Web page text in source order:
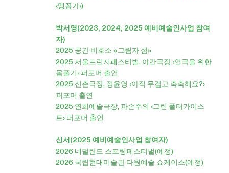
‹맹꽁가›)
박서영(2023, 2024, 2025 예비예술인사업 참여
자)
2025 공간 비호소 «그림자 섬»
2025 서울프린지페스티벌, 야간극장 ‹연극을 위한
몸풀기› 퍼포머 출연
2025 신촌극장, 정윤영 ‹아직 무겁고 축축해요?›
퍼포머 출연
2025 연희예술극장, 파손주의 ‹그린 폴터가이스
트› 퍼포머 출연
신서(2025 예비예술인사업 참여자)
2026 네덜란드 스프링페스티벌(예정)
2026 국립현대미술관 다원예술 쇼케이스(예정)